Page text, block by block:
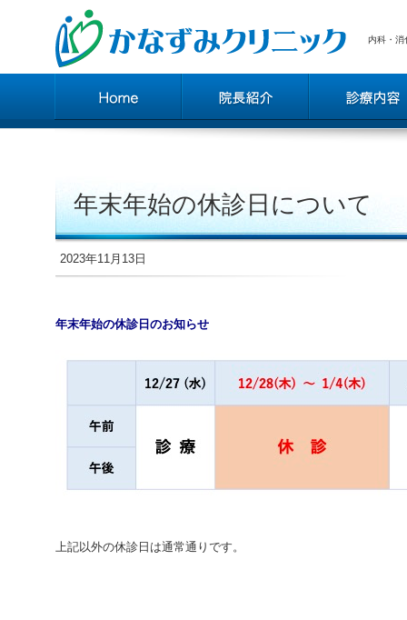
内科・消
年末年始の休診日について
2023年11月13日
年末年始の休診日のお知らせ
上記以外の休診日は通常通りです。